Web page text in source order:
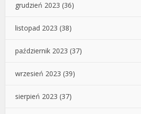
grudzień 2023 (36)
listopad 2023 (38)
październik 2023 (37)
wrzesień 2023 (39)
sierpień 2023 (37)